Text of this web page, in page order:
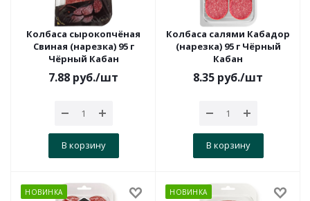
Колбаса сырокопчёная
Свиная (нарезка) 95 г
Чёрный Кабан
7.88 руб./шт
В корзину
Колбаса салями Кабадор
(нарезка) 95 г Чёрный
Кабан
8.35 руб./шт
В корзину
НОВИНКА НОВИНКА